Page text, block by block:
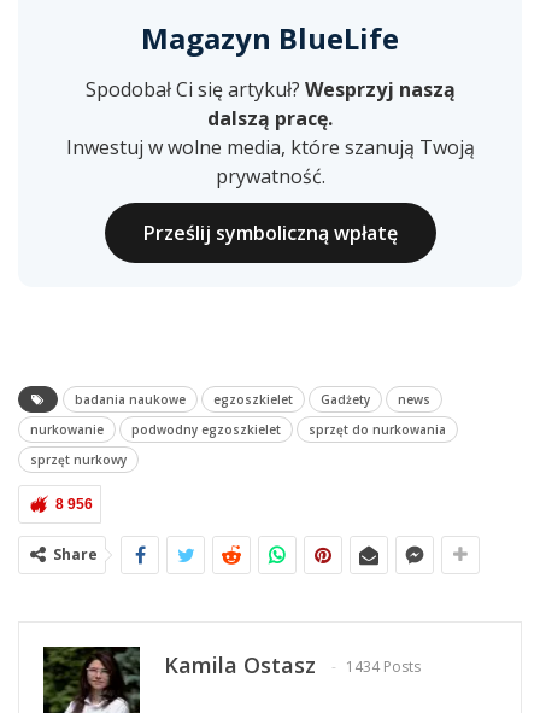
Magazyn BlueLife
Spodobał Ci się artykuł? Wesprzyj naszą
dalszą pracę.
Inwestuj w wolne media, które szanują Twoją
prywatność.
Prześlij symboliczną wpłatę
badania naukowe egzoszkielet Gadżety
news
nurkowanie
podwodny egzoszkielet
sprzęt do nurkowania
sprzęt nurkowy
8 956
Share
Kamila Ostasz 1434 Posts